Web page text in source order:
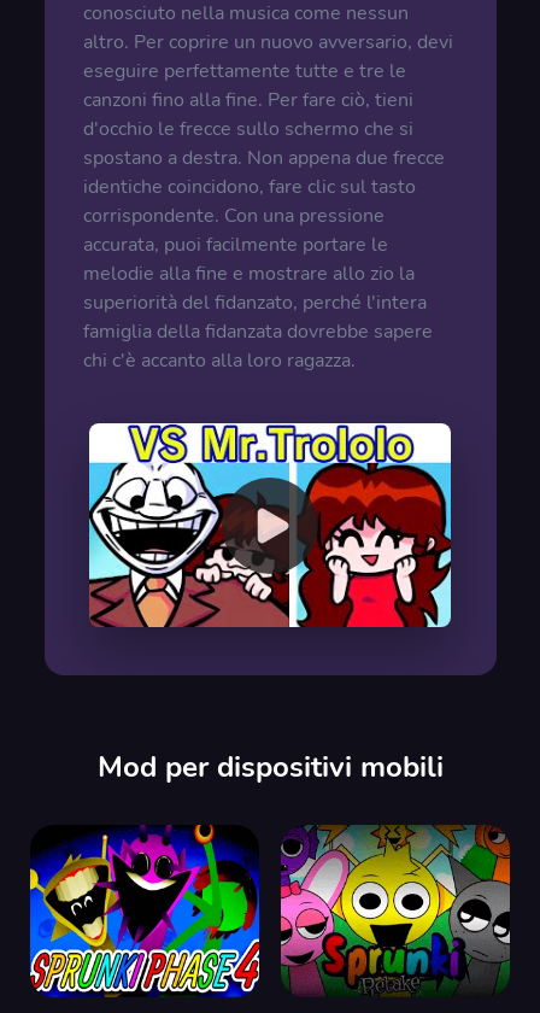
conosciuto nella musica come nessun
altro. Per coprire un nuovo avversario, devi
eseguire perfettamente tutte e tre le
canzoni fino alla fine. Per fare ciò, tieni
d'occhio le frecce sullo schermo che si
spostano a destra. Non appena due frecce
identiche coincidono, fare clic sul tasto
corrispondente. Con una pressione
accurata, puoi facilmente portare le
melodie alla fine e mostrare allo zio la
superiorità del fidanzato, perché l'intera
famiglia della fidanzata dovrebbe sapere
chi c'è accanto alla loro ragazza.
Mod per dispositivi mobili